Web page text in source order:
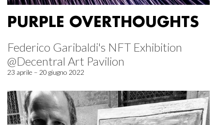
PURPLE OVERTHOUGHTS
Federico Garibaldi's NFT Exhibition
@Decentral Art Pavilion
23 aprile – 20 giugno 2022